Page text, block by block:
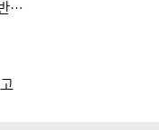
[공고]「세종음악창작소 누리락」2026년 하반기 대관 신청 공고